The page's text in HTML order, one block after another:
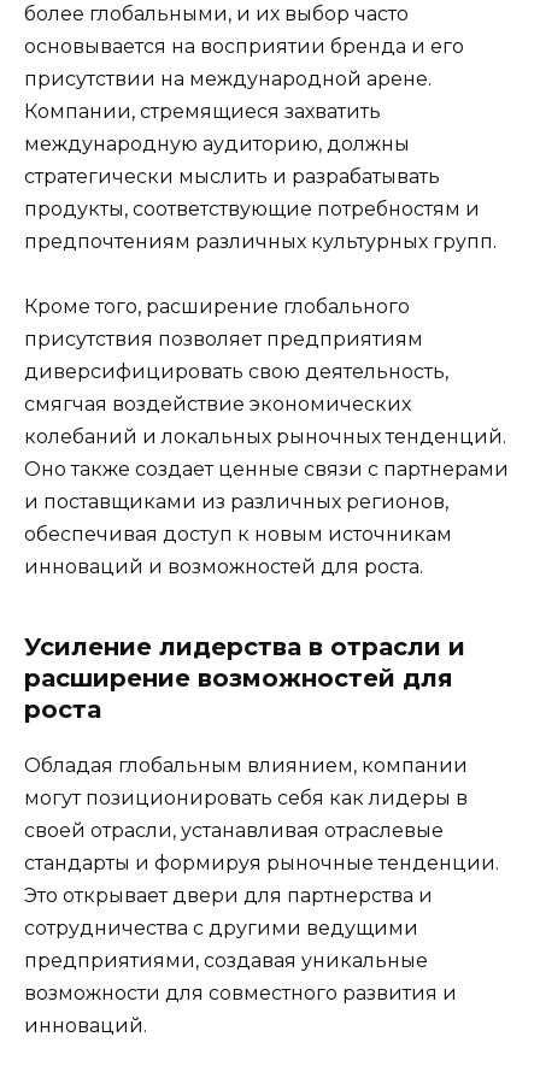
более глобальными, и их выбор часто
основывается на восприятии бренда и его
присутствии на международной арене.
Компании, стремящиеся захватить
международную аудиторию, должны
стратегически мыслить и разрабатывать
продукты, соответствующие потребностям и
предпочтениям различных культурных групп.
Кроме того, расширение глобального
присутствия позволяет предприятиям
диверсифицировать свою деятельность,
смягчая воздействие экономических
колебаний и локальных рыночных тенденций.
Оно также создает ценные связи с партнерами
и поставщиками из различных регионов,
обеспечивая доступ к новым источникам
инноваций и возможностей для роста.
Усиление лидерства в отрасли и
расширение возможностей для
роста
Обладая глобальным влиянием, компании
могут позиционировать себя как лидеры в
своей отрасли, устанавливая отраслевые
стандарты и формируя рыночные тенденции.
Это открывает двери для партнерства и
сотрудничества с другими ведущими
предприятиями, создавая уникальные
возможности для совместного развития и
инноваций.